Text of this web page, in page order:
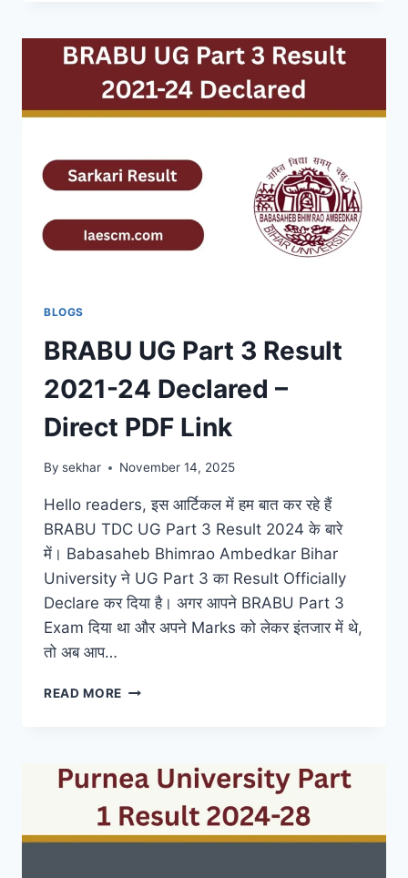
2025
–
JUNIOR
CLERK,
COPYIST
POSTS
RESULT
DCOURTS.GOV.IN
BLOGS
BRABU UG Part 3 Result
2021-24 Declared –
Direct PDF Link
By sekhar November 14, 2025
Hello readers, इस आर्टिकल में हम बात कर रहे हैं
BRABU TDC UG Part 3 Result 2024 के बारे
में। Babasaheb Bhimrao Ambedkar Bihar
University ने UG Part 3 का Result Officially
Declare कर दिया है। अगर आपने BRABU Part 3
Exam दिया था और अपने Marks को लेकर इंतजार में थे,
तो अब आप…
READ MORE BRABU
RESULT
2021-
24
DECLARED
–